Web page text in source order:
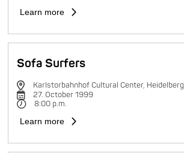
Learn more
Sofa Surfers
Karlstorbahnhof Cultural Center, Heidelberg
27. October 1999
8:00 p.m.
Learn more